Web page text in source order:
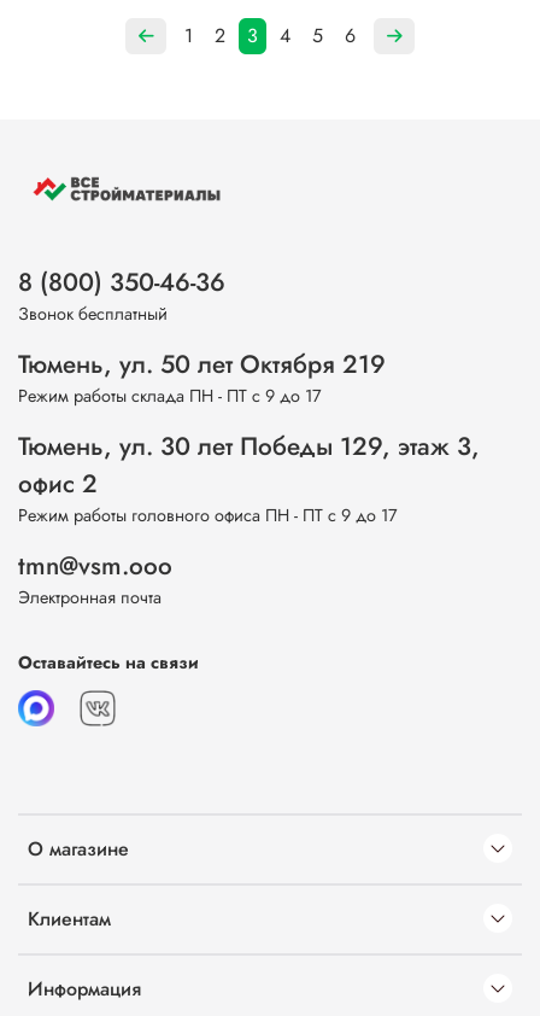
1 2 3 4 5 6
О магазине
Клиентам
Информация
8 (800) 350-46-36
Звонок бесплатный
Тюмень, ул. 50 лет Октября 219
Режим работы склада ПН - ПТ с 9 до 17
Тюмень, ул. 30 лет Победы 129, этаж 3,
офис 2
Режим работы головного офиса ПН - ПТ с 9 до 17
tmn@vsm.ooo
Электронная почта
Оставайтесь на связи